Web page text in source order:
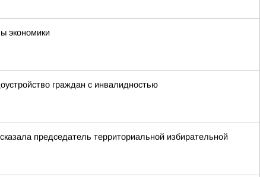
экономики
граждан с инвалидностью
председатель территориальной избирательной